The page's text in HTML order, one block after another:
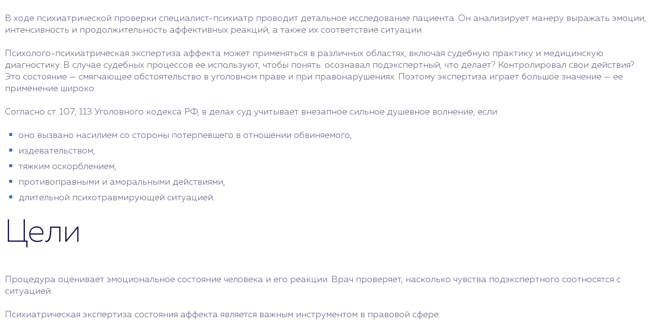
В ходе психиатрической проверки специалист-психиатр проводит детальное исследование пациента. Он анализирует манеру выражать эмоции,
интенсивность и продолжительность аффективных реакций, а также их соответствие ситуации.
Психолого-психиатрическая экспертиза аффекта может применяться в различных областях, включая судебную практику и медицинскую
диагностику. В случае судебных процессов ее используют, чтобы понять: осознавал подэкспертный, что делает? Контролировал свои действия?
Это состояние — смягчающее обстоятельство в уголовном праве и при правонарушениях. Поэтому экспертиза играет большое значение — ее
применение широко.
Согласно ст. 107, 113 Уголовного кодекса РФ, в делах суд учитывает внезапное сильное душевное волнение, если:
оно вызвано насилием со стороны потерпевшего в отношении обвиняемого,
издевательством,
тяжким оскорблением,
противоправными и аморальными действиями,
длительной психотравмирующей ситуацией.
Цели
Процедура оценивает эмоциональное состояние человека и его реакции. Врач проверяет, насколько чувства подэкспертного соотносятся с
ситуацией.
Психиатрическая экспертиза состояния аффекта является важным инструментом в правовой сфере.